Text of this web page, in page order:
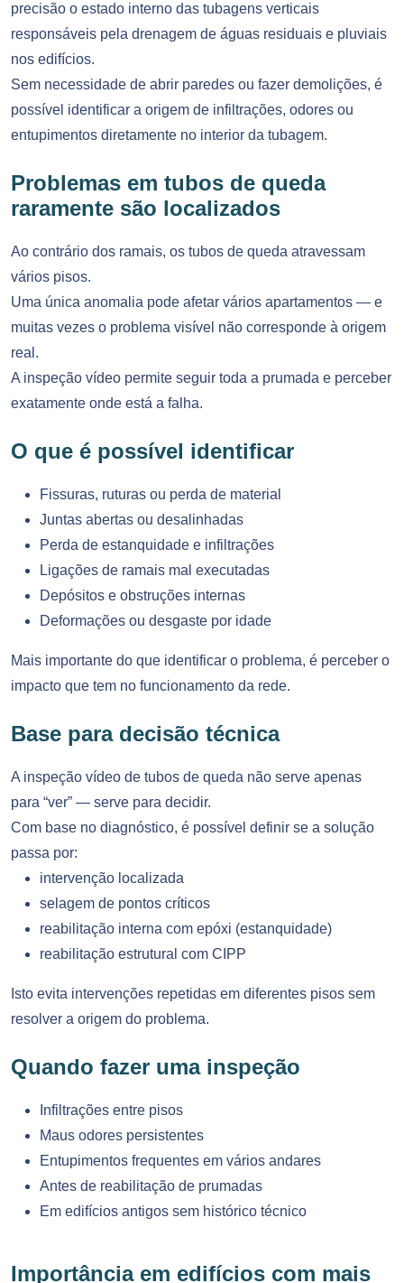
precisão o estado interno das tubagens verticais
responsáveis pela drenagem de águas residuais e pluviais
nos edifícios.
Sem necessidade de abrir paredes ou fazer demolições, é
possível identificar a origem de infiltrações, odores ou
entupimentos diretamente no interior da tubagem.
Problemas em tubos de queda
raramente são localizados
Ao contrário dos ramais, os tubos de queda atravessam
vários pisos.
Uma única anomalia pode afetar vários apartamentos — e
muitas vezes o problema visível não corresponde à origem
real.
A inspeção vídeo permite seguir toda a prumada e perceber
exatamente onde está a falha.
O que é possível identificar
Fissuras, ruturas ou perda de material
Juntas abertas ou desalinhadas
Perda de estanquidade e infiltrações
Ligações de ramais mal executadas
Depósitos e obstruções internas
Deformações ou desgaste por idade
Mais importante do que identificar o problema, é perceber o
impacto que tem no funcionamento da rede.
Base para decisão técnica
A inspeção vídeo de tubos de queda não serve apenas
para “ver” — serve para decidir.
Com base no diagnóstico, é possível definir se a solução
passa por:
intervenção localizada
selagem de pontos críticos
reabilitação interna com epóxi (estanquidade)
reabilitação estrutural com CIPP
Isto evita intervenções repetidas em diferentes pisos sem
resolver a origem do problema.
Quando fazer uma inspeção
Infiltrações entre pisos
Maus odores persistentes
Entupimentos frequentes em vários andares
Antes de reabilitação de prumadas
Em edifícios antigos sem histórico técnico
Importância em edifícios com mais